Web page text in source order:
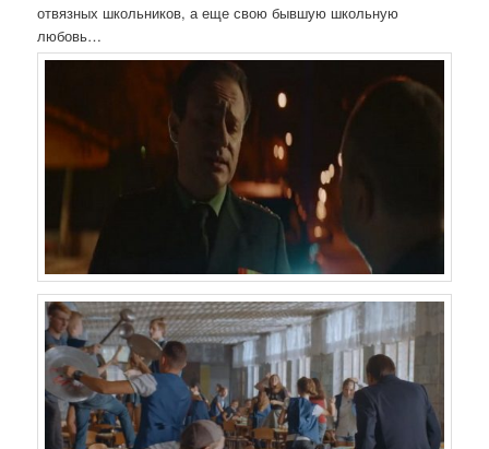
отвязных школьников, а еще свою бывшую школьную
любовь…